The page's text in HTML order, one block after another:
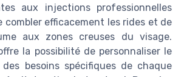
aux injections professionnelles
efficacement les rides et de
aux zones creuses du visage.
la possibilité de personnaliser le
besoins spécifiques de chaque